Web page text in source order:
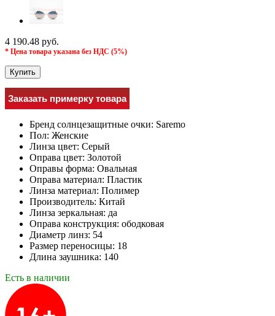
4 190.48 руб.
* Цена товара указана без НДС (5%)
Купить
Заказать примерку товара
Бренд солнцезащитные очки: Saremo
Пол: Женские
Линза цвет: Серый
Оправа цвет: Золотой
Оправы форма: Овальная
Оправа материал: Пластик
Линза материал: Полимер
Производитель: Китай
Линза зеркальная: да
Оправа конструкция: ободковая
Диаметр линз: 54
Размер переносицы: 18
Длина заушника: 140
Есть в наличии